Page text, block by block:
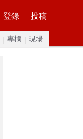
登錄 投稿
專欄 現場